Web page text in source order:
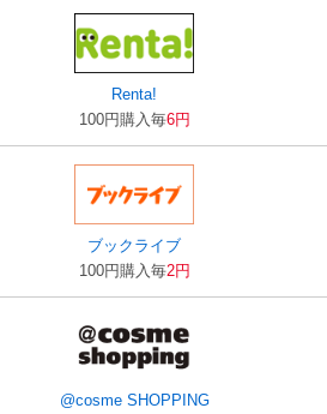
Renta!
100円購入毎6円
ブックライブ
100円購入毎2円
@cosme SHOPPING